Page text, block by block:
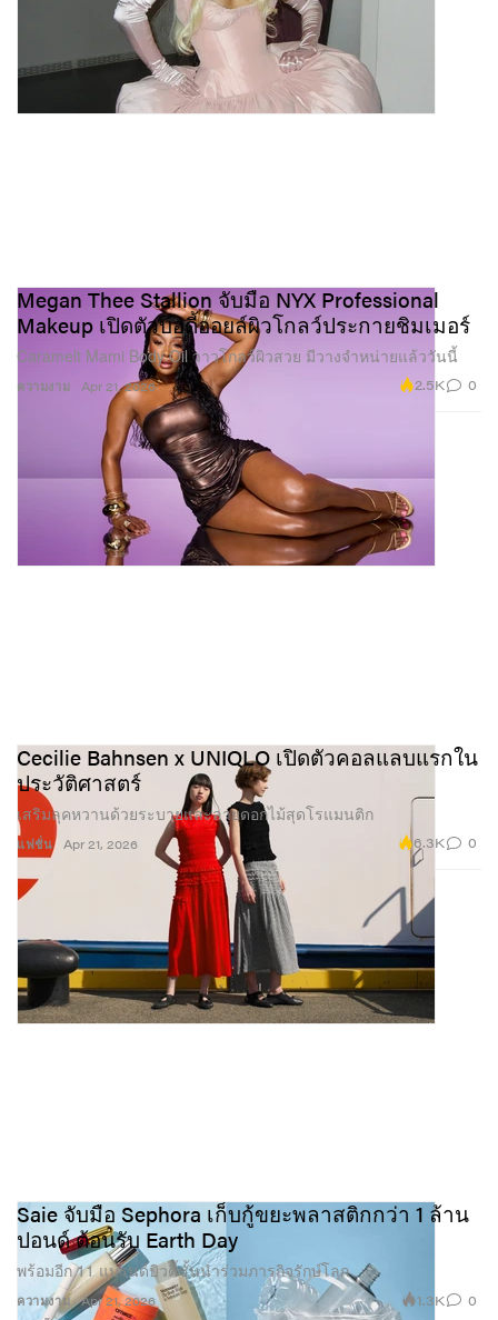
ความงาม
Megan Thee Stallion จับมือ NYX Professional
Makeup เปิดตัวบอดี้ออยล์ผิวโกลว์ประกายชิมเมอร์
Caramelt Mami Body Oil วาวโกลว์ผิวสวย มีวางจำหน่ายแล้ววันนี้
Apr 21, 2026 2.5K 0
แฟชั่น
Cecilie Bahnsen x UNIQLO เปิดตัวคอลแลบแรกใน
ประวัติศาสตร์
เสริมลุคหวานด้วยระบายและลายดอกไม้สุดโรแมนติก
Apr 21, 2026 6.3K 0
ความงาม
Saie จับมือ Sephora เก็บกู้ขยะพลาสติกกว่า 1 ล้าน
ปอนด์ ต้อนรับ Earth Day
พร้อมอีก 11 แบรนด์บิวตี้ชั้นนำร่วมภารกิจรักษ์โลก
Apr 21, 2026 1.3K 0